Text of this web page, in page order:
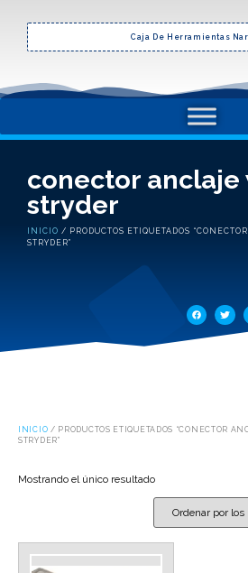
Caja De Herramientas
conector anclaje
stryder
INICIO / PRODUCTOS ETIQUETADOS
STRYDER”
INICIO / PRODUCTOS ETIQUETADOS “CONECTOR
STRYDER”
Mostrando el único resultado